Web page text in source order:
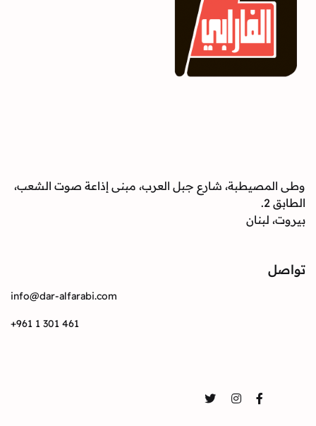
وطى المصيطبة، شارع جبل العرب، مبنى إذاعة صوت الشعب،
الطابق 2.
بيروت، لبنان
تواصل
info@dar-alfarabi.com
+961 1 301 461
Facebook
Instagram
Twitter